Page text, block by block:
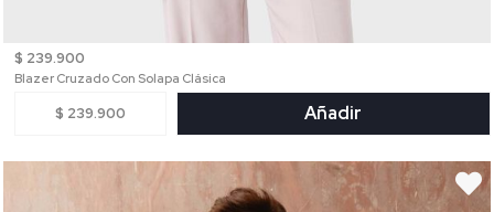
$ 239.900
Blazer Cruzado Con Solapa Clásica
$ 239.900 Añadir